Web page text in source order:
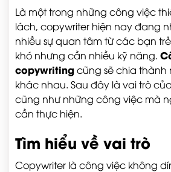
Là một trong những công việc
lách, copywriter hiện nay đang
nhiều sự quan tâm từ các bạn
khó nhưng cần nhiều kỹ năng.
copywritingcũng sẽ chia
khác nhau. Sau đây là vai trò
cũng như những công việc mà
cần thực hiện.
Tìm hiểu về vai trò
Copywriter là công việc không